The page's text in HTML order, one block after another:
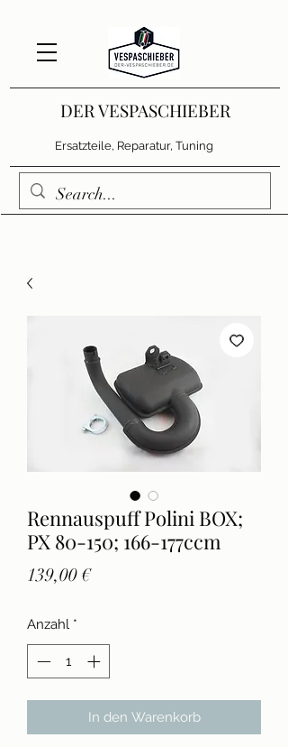
DER VESPASCHIEBER
Ersatzteile, Reparatur, Tuning
Rennauspuff Polini BOX;
PX 80-150; 166-177ccm
139,00 €Preis
Anzahl *
In den Warenkorb